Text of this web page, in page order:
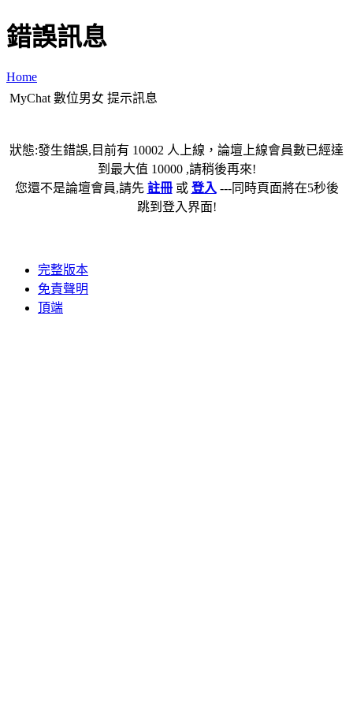
錯誤訊息
Home
MyChat 數位男女 提示訊息
狀態:發生錯誤,目前有 10002 人上線，論壇上線會員數已經達
到最大值 10000 ,請稍後再來!
您還不是論壇會員,請先 註冊或 登入 ---同時頁面將在5秒後
跳到登入界面!
完整版本
免責聲明
頂端